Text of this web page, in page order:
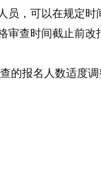
，可以在规定时
审查时间截止前改
的报名人数适度调